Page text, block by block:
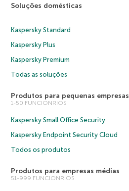
Soluções domésticas
Kaspersky Standard
Kaspersky Plus
Kaspersky Premium
Todas as soluções
Produtos para pequenas empresas
1-50 FUNCIONRIOS
Kaspersky Small Office Security
Kaspersky Endpoint Security Cloud
Todos os produtos
Produtos para empresas médias
51-999 FUNCIONRIOS